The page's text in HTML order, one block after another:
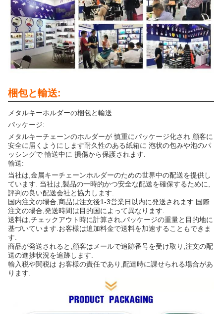
梱包と輸送:
メタルキーホルダーの梱包と輸送
パッケージ:
メタルキーチェーンのホルダーが 慎重にパッケージ化され 顧客に
安全に届くようにします耐久性のある紙箱に 泡状の包みや泡のパ
ッシングで 輸送中に 損傷から保護されます.
輸送:
当社は,金属キーチェーンホルダーのための世界中の配送を提供し
ています. 当社は,製品の一時的かつ安全な配送を確保するために,
評判の良い配送会社と協力します.
国内注文の場合,商品は注文後1-3営業日以内に発送されます.国際
注文の場合,発送時間は目的国によって異なります.
送料は,チェックアウト時に計算され,パッケージの重量と目的地に
基づいています.お客様は追加料金で送料を加速することもできま
す.
商品が発送されると,顧客はメールで追跡番号を受け取り,注文の配
送の進捗状況を追跡します.
輸入税や関税は お客様の責任であり,配達時に課せられる場合があ
ります.